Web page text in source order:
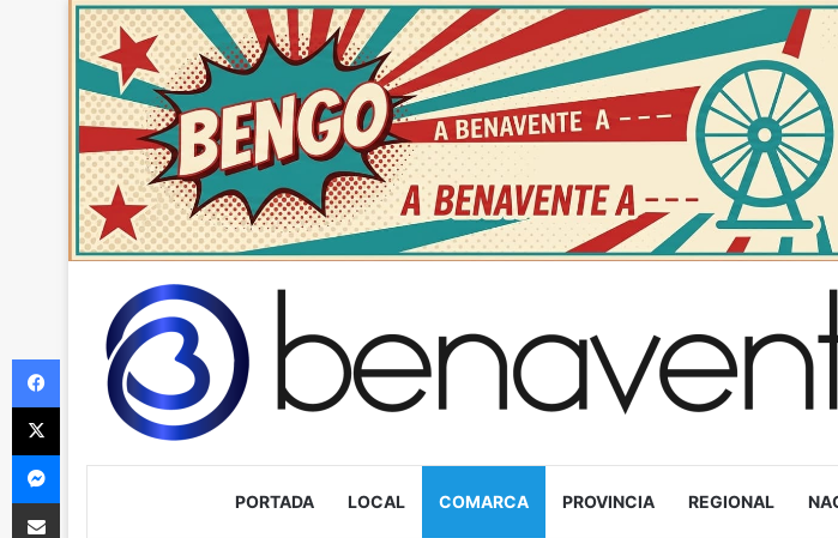
PORTADA LOCAL COMARCA PROVINCIA REGIONAL
Facebook
X
Messenger
Compartir via Email